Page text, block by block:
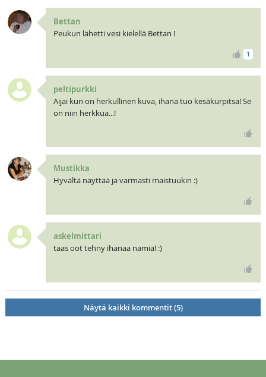
Bettan
Peukun lähetti vesi kielellä Bettan !
1
peltipurkki
Aijai kun on herkullinen kuva, ihana tuo kesäkurpitsa! Se
on niin herkkua...!
Mustikka
Hyvältä näyttää ja varmasti maistuukin :)
askelmittari
taas oot tehny ihanaa namia! :)
Näytä kaikki kommentit (5)